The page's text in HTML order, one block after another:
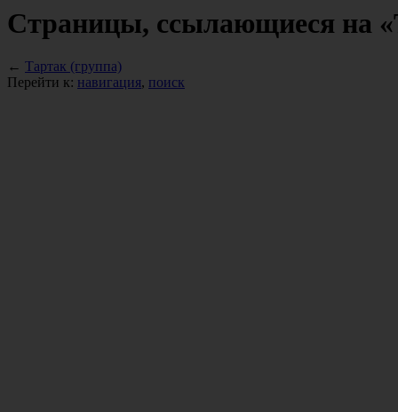
Страницы, ссылающиеся на
← Тартак (группа)
Перейти к: навигация, поиск